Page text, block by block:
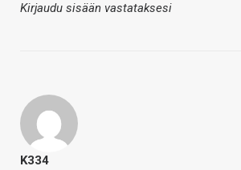
Kirjaudu sisään vastataksesi
K334